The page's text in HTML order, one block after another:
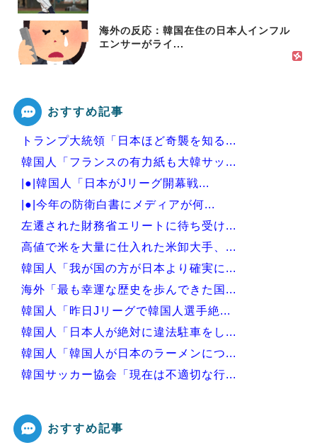
海外の反応：韓国在住の日本人インフル
エンサーがライ...
おすすめ記事
トランプ大統領「日本ほど奇襲を知る...
韓国人「フランスの有力紙も大韓サッ...
|●|韓国人「日本がJリーグ開幕戦...
|●|今年の防衛白書にメディアが何...
左遷された財務省エリートに待ち受け...
高値で米を大量に仕入れた米卸大手、...
韓国人「我が国の方が日本より確実に...
海外「最も幸運な歴史を歩んできた国...
韓国人「昨日Jリーグで韓国人選手絶...
韓国人「日本人が絶対に違法駐車をし...
韓国人「韓国人が日本のラーメンにつ...
韓国サッカー協会「現在は不適切な行...
おすすめ記事